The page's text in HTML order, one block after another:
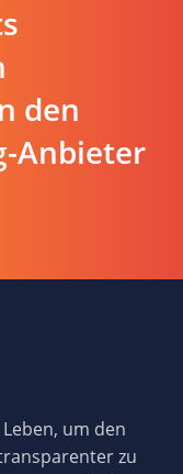
den
Anbieter
um den
zu